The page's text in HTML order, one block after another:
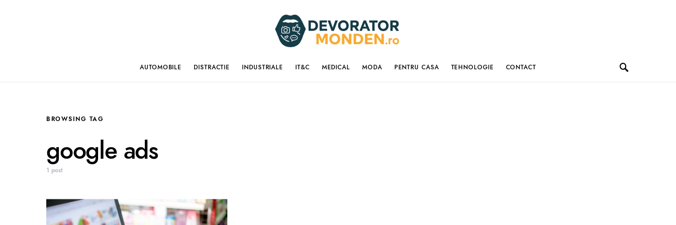
AUTOMOBILE DISTRACTIE INDUSTRIALE IT&C MEDICAL MODA PENTRU CASA TEHNOLOGIE CONTACT
BROWSING TAG
google ads
1 post